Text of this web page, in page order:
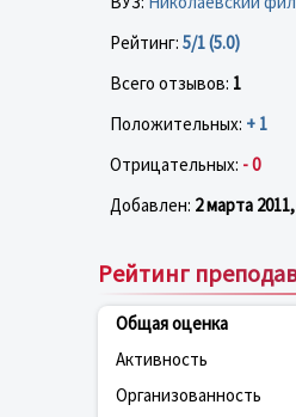
Рейтинг: 5/1 (5.0)
Всего отзывов: 1
Положительных: + 1
Отрицательных: - 0
Добавлен: 2 марта
Рейтинг
Общая оценка
Активность
Организованность